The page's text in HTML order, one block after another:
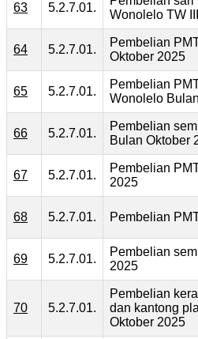
63 5.2.7.01.
Wonolelo TW
64 5.2.7.01.
Pembelian
Oktober 2025
65 5.2.7.01.
Pembelian
Wonolelo
66 5.2.7.01.
Pembelian
Bulan Oktober
67 5.2.7.01.
Pembelian
2025
68 5.2.7.01. Pembelian
69 5.2.7.01.
Pembelian
2025
70 5.2.7.01.
Pembelian
dan kantong
Oktober 2025